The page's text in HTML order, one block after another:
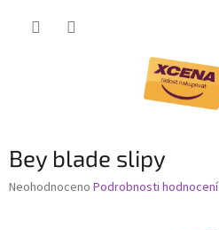
Bey blade slipy
Průměrné
Neohodnoceno Podrobnosti hodnocení